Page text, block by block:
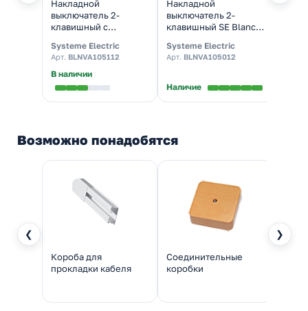
Накладной
выключатель 2-
клавишный с
10А 250В молочный
из.пластина
Systeme Electric
Арт. BLNVA105112
В наличии
Накладной
выключатель 2-
клавишный SE Blanca
изол.пластина
Systeme Electric
Арт. BLNVA105012
Наличие
Возможно понадобятся
❮ ❯
Короба для
прокладки кабеля
Соединительные
коробки